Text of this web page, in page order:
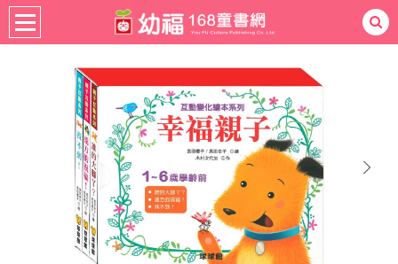
熱門： 忍者兔ㄅㄆㄇ學習
手指按按拼圖練習本積木
3D立體書繪本讀本
書籍分齡 適用年齡 0-3歲
next